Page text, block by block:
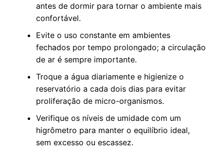
antes de dormir para tornar o ambiente mais
confortável.
Evite o uso constante em ambientes
fechados por tempo prolongado; a circulação
de ar é sempre importante.
Troque a água diariamente e higienize o
reservatório a cada dois dias para evitar
proliferação de micro-organismos.
Verifique os níveis de umidade com um
higrômetro para manter o equilíbrio ideal,
sem excesso ou escassez.